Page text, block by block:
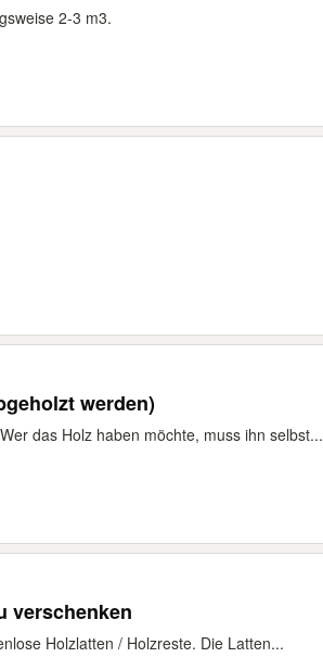
2-3 m3.
werden)
das Holz haben möchte, muss ihn selbst...
verschenken
Holzlatten / Holzreste. Die Latten...